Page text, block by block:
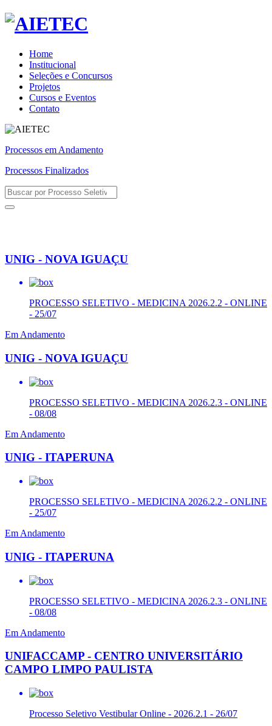
Home
Institucional
Seleções e Concursos
Projetos
Cursos e Eventos
Contato
Processos em Andamento
Processos Finalizados
UNIG - NOVA IGUAÇU
PROCESSO SELETIVO - MEDICINA 2026.2.2 - ONLINE
- 25/07
Em Andamento
UNIG - NOVA IGUAÇU
PROCESSO SELETIVO - MEDICINA 2026.2.3 - ONLINE
- 08/08
Em Andamento
UNIG - ITAPERUNA
PROCESSO SELETIVO - MEDICINA 2026.2.2 - ONLINE
- 25/07
Em Andamento
UNIG - ITAPERUNA
PROCESSO SELETIVO - MEDICINA 2026.2.3 - ONLINE
- 08/08
Em Andamento
UNIFACCAMP - CENTRO UNIVERSITÁRIO
CAMPO LIMPO PAULISTA
Processo Seletivo Vestibular Online - 2026.2.1 - 26/07